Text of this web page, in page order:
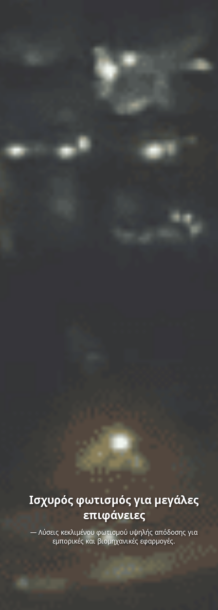
Ισχυρός φωτισμός για μεγάλες
επιφάνειες
— Λύσεις κεκλιμένου φωτισμού υψηλής απόδοσης για
εμπορικές και βιομηχανικές εφαρμογές.